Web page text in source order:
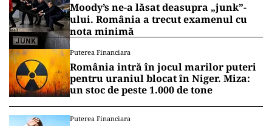
Moody’s ne-a lăsat deasupra „junk”-
ului. România a trecut examenul cu
nota minimă
Puterea Financiara
România intră în jocul marilor puteri
pentru uraniul blocat în Niger. Miza:
un stoc de peste 1.000 de tone
Puterea Financiara